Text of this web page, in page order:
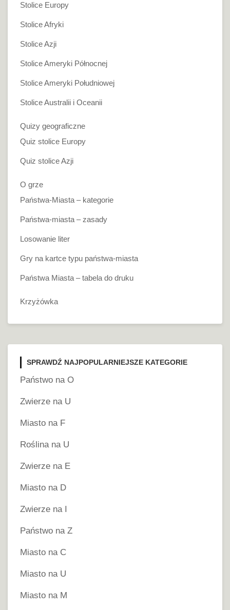
Stolice Europy
Stolice Afryki
Stolice Azji
Stolice Ameryki Północnej
Stolice Ameryki Południowej
Stolice Australii i Oceanii
Quizy geograficzne
Quiz stolice Europy
Quiz stolice Azji
O grze
Państwa-Miasta – kategorie
Państwa-miasta – zasady
Losowanie liter
Gry na kartce typu państwa-miasta
Państwa Miasta – tabela do druku
Krzyżówka
SPRAWDŹ NAJPOPULARNIEJSZE KATEGORIE
Państwo na O
Zwierze na U
Miasto na F
Roślina na U
Zwierze na E
Miasto na D
Zwierze na I
Państwo na Z
Miasto na C
Miasto na U
Miasto na M